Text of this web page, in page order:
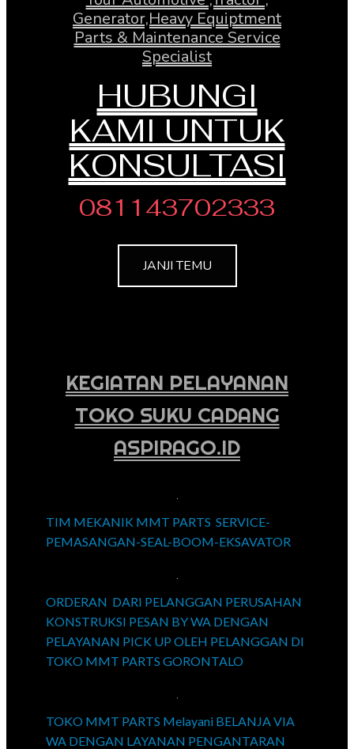
Generator,Heavy Equiptment
Parts & Maintenance Service
Specialist
HUBUNGI
KAMI UNTUK
KONSULTASI
081143702333
JANJI TEMU
KEGIATAN PELAYANAN
TOKO SUKU CADANG
ASPIRAGO.ID
TIM MEKANIK MMT PARTS SERVICE-
PEMASANGAN-SEAL-BOOM-EKSAVATOR
ORDERAN DARI PELANGGAN PERUSAHAN
KONSTRUKSI PESAN BY WA DENGAN
PELAYANAN PICK UP OLEH PELANGGAN DI
TOKO MMT PARTS GORONTALO
TOKO MMT PARTS Melayani BELANJA VIA
WA DENGAN LAYANAN PENGANTARAN